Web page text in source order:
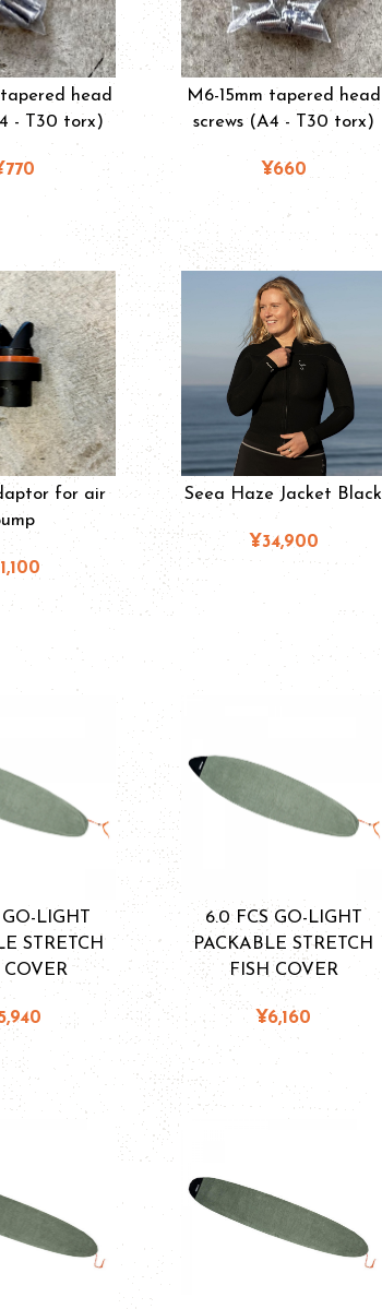
head
- T30 torx)
M6-15mm tapered head
screws (A4 - T30 torx)
¥660
for air
Seea Haze Jacket Black
¥34,900
LIGHT
STRETCH
COVER
6.0 FCS GO-LIGHT
PACKABLE STRETCH
FISH COVER
¥6,160